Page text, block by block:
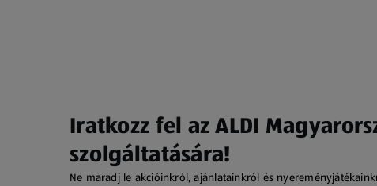
Iratkozz fel az ALDI
szolgáltatására!
Ne maradj le akcióinkról, ajánlatainkról és